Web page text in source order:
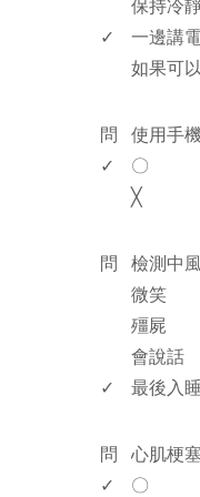
保持冷
✓
一邊講
如果可
問
使用手
✓
〇
╳
問
檢測中
微笑
殭屍
會說話
✓
最後入
問
心肌梗
✓
〇